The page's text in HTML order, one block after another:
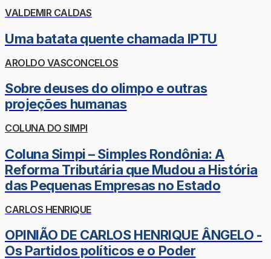
VALDEMIR CALDAS
Uma batata quente chamada IPTU
AROLDO VASCONCELOS
Sobre deuses do olimpo e outras
projeções humanas
COLUNA DO SIMPI
Coluna Simpi – Simples Rondônia: A
Reforma Tributária que Mudou a História
das Pequenas Empresas no Estado
CARLOS HENRIQUE
OPINIÃO DE CARLOS HENRIQUE ÂNGELO -
Os Partidos políticos e o Poder